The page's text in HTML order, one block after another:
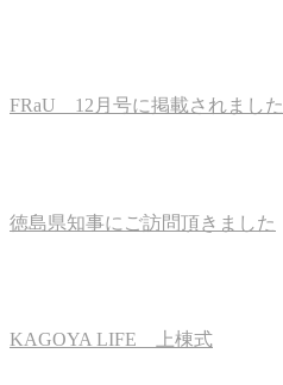
FRaU 12月号に掲載されました
徳島県知事にご訪問頂きました
KAGOYA LIFE 上棟式